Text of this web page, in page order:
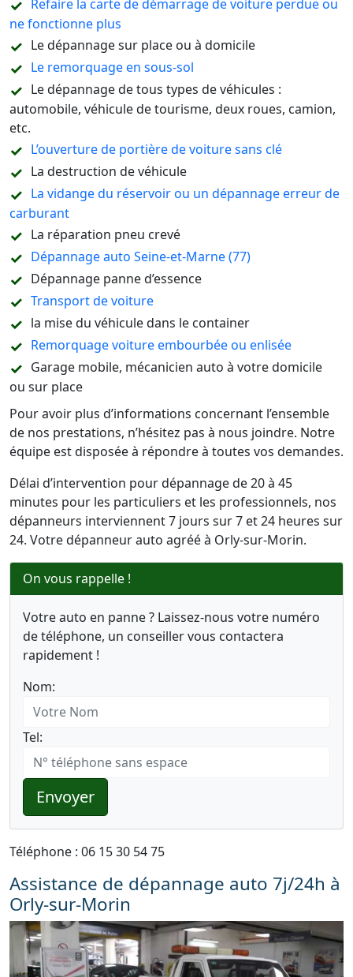
Refaire la carte de démarrage de voiture perdue ou
ne fonctionne plus
Le dépannage sur place ou à domicile
Le remorquage en sous-sol
Le dépannage de tous types de véhicules :
automobile, véhicule de tourisme, deux roues, camion,
etc.
L’ouverture de portière de voiture sans clé
La destruction de véhicule
La vidange du réservoir ou un dépannage erreur de
carburant
La réparation pneu crevé
Dépannage auto Seine-et-Marne (77)
Dépannage panne d’essence
Transport de voiture
la mise du véhicule dans le container
Remorquage voiture embourbée ou enlisée
Garage mobile, mécanicien auto à votre domicile
ou sur place
Pour avoir plus d’informations concernant l’ensemble
de nos prestations, n’hésitez pas à nous joindre. Notre
équipe est disposée à répondre à toutes vos demandes.
Délai d’intervention pour dépannage de 20 à 45
minutes pour les particuliers et les professionnels, nos
dépanneurs interviennent 7 jours sur 7 et 24 heures sur
24. Votre dépanneur auto agréé à Orly-sur-Morin.
On vous rappelle !
Votre auto en panne ? Laissez-nous votre numéro
de téléphone, un conseiller vous contactera
rapidement !
Nom:
Tel:
Envoyer
Téléphone : 06 15 30 54 75
Assistance de dépannage auto 7j/24h à
Orly-sur-Morin